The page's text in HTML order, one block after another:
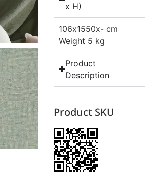
x H)
106x1550x- cm
Weight 5 kg
Product
Description
Product SKU